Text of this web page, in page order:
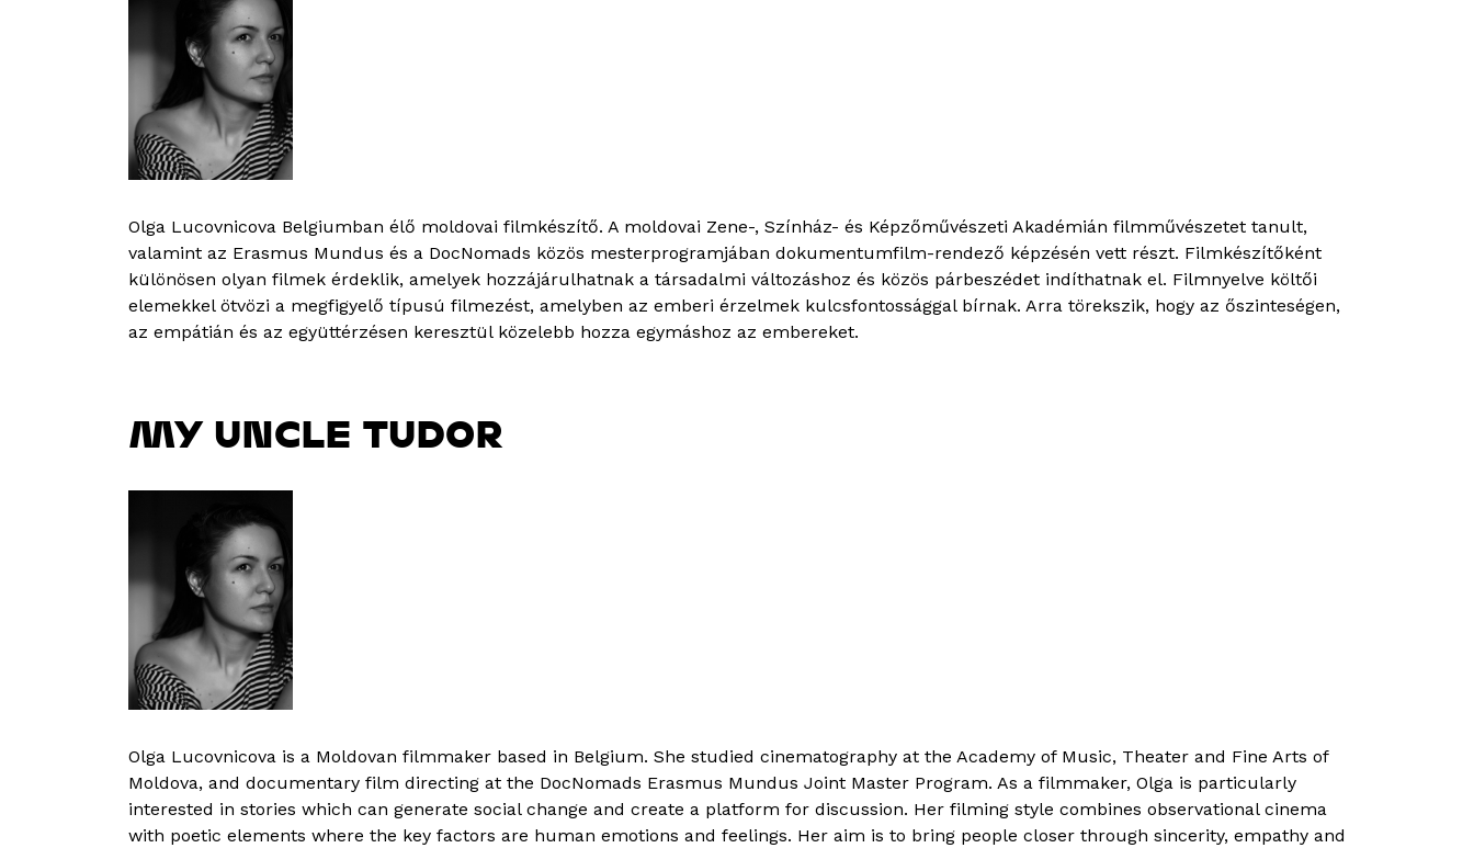
Olga Lucovnicova Belgiumban élő moldovai filmkészítő. A moldovai Zene-, Színház- és Képzőművészeti Akadémián filmművészetet tanult,
valamint az Erasmus Mundus és a DocNomads közös mesterprogramjában dokumentumfilm-rendező képzésén vett részt. Filmkészítőként
különösen olyan filmek érdeklik, amelyek hozzájárulhatnak a társadalmi változáshoz és közös párbeszédet indíthatnak el. Filmnyelve költői
elemekkel ötvözi a megfigyelő típusú filmezést, amelyben az emberi érzelmek kulcsfontossággal bírnak. Arra törekszik, hogy az őszinteségen,
az empátián és az együttérzésen keresztül közelebb hozza egymáshoz az embereket.
MY UNCLE TUDOR
Olga Lucovnicova is a Moldovan filmmaker based in Belgium. She studied cinematography at the Academy of Music, Theater and Fine Arts of
Moldova, and documentary film directing at the DocNomads Erasmus Mundus Joint Master Program. As a filmmaker, Olga is particularly
interested in stories which can generate social change and create a platform for discussion. Her filming style combines observational cinema
with poetic elements where the key factors are human emotions and feelings. Her aim is to bring people closer through sincerity, empathy and